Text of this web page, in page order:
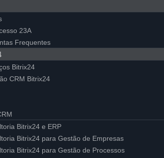
23A
Frequentes
Bitrix24
CRM Bitrix24
Bitrix24 e ERP
Bitrix24 para Gestão de Empresas
Bitrix24 para Gestão de Processos